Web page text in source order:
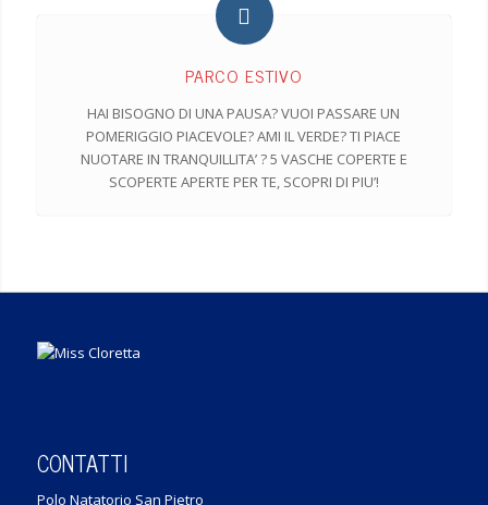
PARCO ESTIVO
HAI BISOGNO DI UNA PAUSA? VUOI PASSARE UN
POMERIGGIO PIACEVOLE? AMI IL VERDE? TI PIACE
NUOTARE IN TRANQUILLITA’ ? 5 VASCHE COPERTE E
SCOPERTE APERTE PER TE, SCOPRI DI PIU’!
CONTATTI
Polo Natatorio San Pietro